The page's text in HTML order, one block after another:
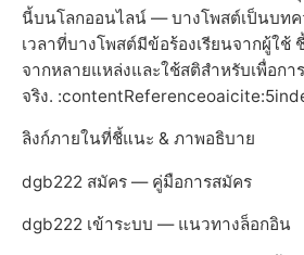
นี้บนโลกออนไลน์ — บางโพสต์เป็นบทค
เวลาที่บางโพสต์มีข้อร้องเรียนจากผู้ใช้
จากหลายแหล่งและใช้สติสำหรับเพื่อกา
จริง.
ลิงก์ภายในที่ชี้แนะ & ภาพอธิบาย
dgb222 สมัคร — คู่มือการสมัคร
dgb222 เข้าระบบ — แนวทางล็อกอิน